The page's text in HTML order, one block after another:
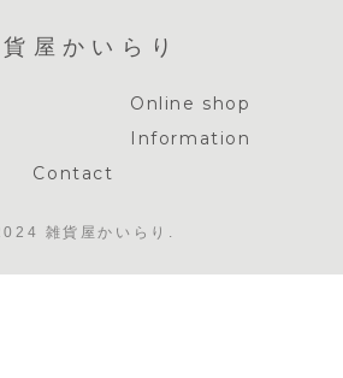
屋かいらり
Online shop
Information
Contact
雑貨屋かいらり.